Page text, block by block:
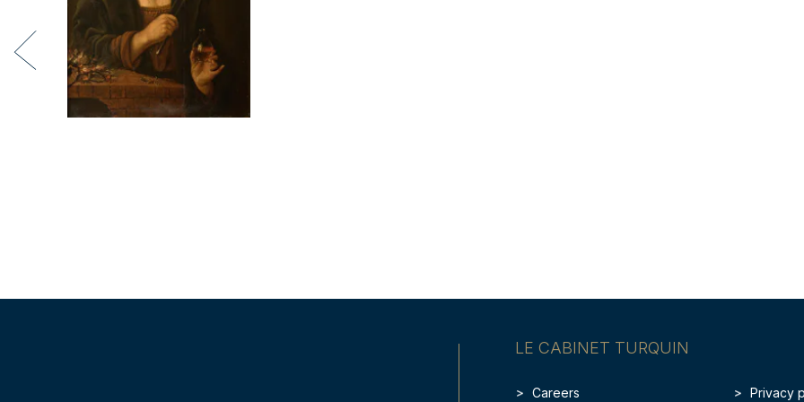
LE CABINET TURQUIN
Careers Privacy